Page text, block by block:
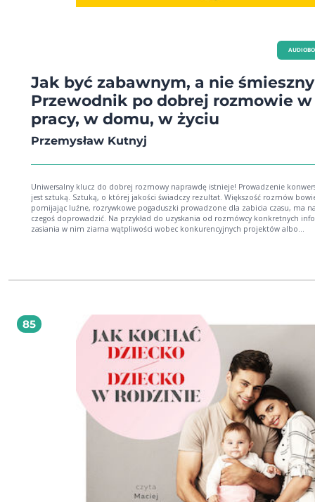
Jak być zabawnym, a nie
Przewodnik po dobrej rozmowie w
pracy, w domu, w życiu
Przemysław Kutnyj
Uniwersalny klucz do dobrej rozmowy naprawdę istnieje! Prowadzenie konwersacji
jest sztuką. Sztuką, o której jakości świadczy rezultat. Większość rozmów
pomijając luźne, rozrywkowe pogaduszki prowadzone dla zabicia czasu, ma
czegoś doprowadzić. Na przykład do uzyskania od rozmówcy konkretnych
zasiania w nim ziarna wątpliwości wobec konkurencyjnych projektów albo
komunikacji zajmuje ludziom nieco więcej czasu - i to do nich skierowana jest
myśli z drugim człowiekiem, czyli o byciu zabawnym. Nie śmiesznym, bo
jest przypadkowa, niezamierzona, nie daje się kontrolować, a co za tym idzie
możemy jej wykorzystać jako narzędzia wywierania wpływu. Umiejętność
świadomego wywoływania uśmiechu na twarzach innych, i to dokładnie w
momentach, w których będzie nam on sprzyjał - o, to wielka sztuka. Naucz się jej i
wplataj humor do rozmowy wtedy, kiedy będzie Ci to potrzebne! Poznaj przy
kluczowe zasady decydujące o udanej rozmowie - dzięki ich znajomości
zdecydowanie łatwiej wplatać w nią żart.
85